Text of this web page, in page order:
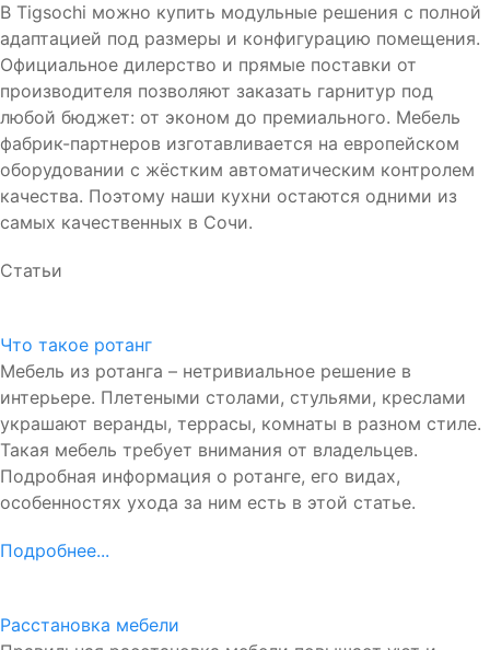
В Tigsochi можно купить модульные решения с полной
адаптацией под размеры и конфигурацию помещения.
Официальное дилерство и прямые поставки от
производителя позволяют заказать гарнитур под
любой бюджет: от эконом до премиального. Мебель
фабрик-партнеров изготавливается на европейском
оборудовании с жёстким автоматическим контролем
качества. Поэтому наши кухни остаются одними из
самых качественных в Сочи.
Статьи
Что такое ротанг
Мебель из ротанга – нетривиальное решение в
интерьере. Плетеными столами, стульями, креслами
украшают веранды, террасы, комнаты в разном стиле.
Такая мебель требует внимания от владельцев.
Подробная информация о ротанге, его видах,
особенностях ухода за ним есть в этой статье.
Подробнее...
Расстановка мебели